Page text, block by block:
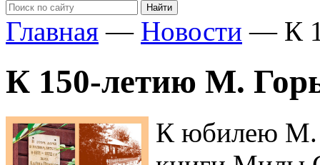
Главная — Новости — К
К 150-летию М.
К юбилею М.